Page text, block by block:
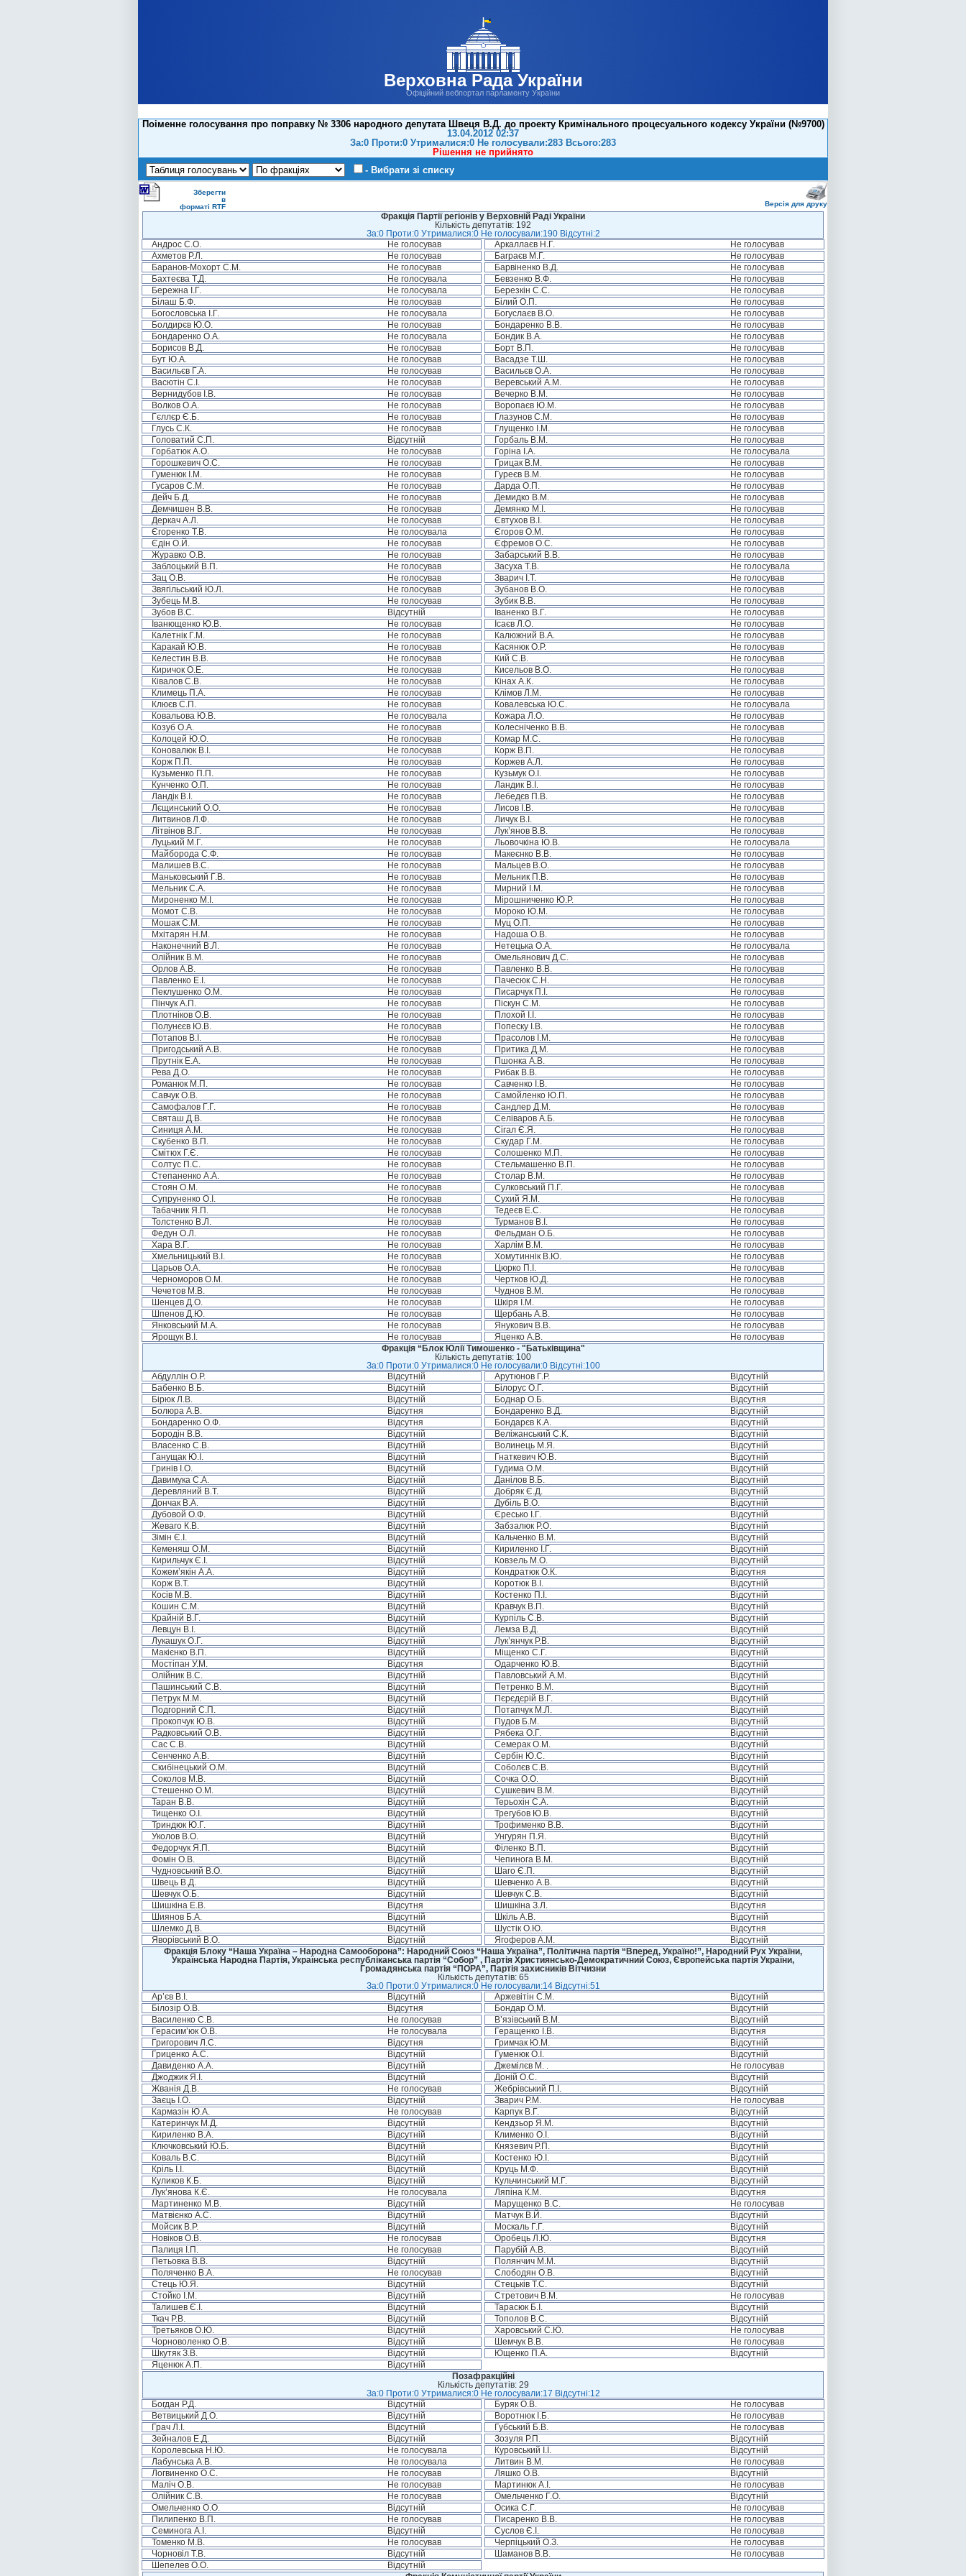
Верховна Рада України
Офіційний вебпортал парламенту України
Поіменне голосування про поправку № 3306 народного депутата Швеця В.Д. до проекту Кримінального процесуального кодексу України (№9700)
13.04.2012 02:37
За:0 Проти:0 Утрималися:0 Не голосували:283 Всього:283
Рішення не прийнято
- Вибрати зі списку
Зберегти
в
форматі RTF
Версія для друку
Фракція Партії регіонів у Верховній Раді України
Кількість депутатів: 192
За:0 Проти:0 Утрималися:0 Не голосували:190 Відсутні:2
Андрос С.О.
Не голосував Аркаллаєв Н.Г.
Не голосував
Ахметов Р.Л.
Не голосував Баграєв М.Г.
Не голосував
Баранов-Мохорт С.М.
Не голосував Барвіненко В.Д.
Не голосував
Бахтеєва Т.Д.
Не голосувала Бевзенко В.Ф.
Не голосував
Бережна І.Г.
Не голосувала Березкін С.С.
Не голосував
Білаш Б.Ф.
Не голосував Білий О.П.
Не голосував
Богословська І.Г.
Не голосувала Богуслаєв В.О.
Не голосував
Болдирєв Ю.О.
Не голосував Бондаренко В.В.
Не голосував
Бондаренко О.А.
Не голосувала Бондик В.А.
Не голосував
Борисов В.Д.
Не голосував Борт В.П.
Не голосував
Бут Ю.А.
Не голосував Васадзе Т.Ш.
Не голосував
Васильєв Г.А.
Не голосував Васильєв О.А.
Не голосував
Васютін С.І.
Не голосував Веревський А.М.
Не голосував
Вернидубов І.В.
Не голосував Вечерко В.М.
Не голосував
Волков О.А.
Не голосував Воропаєв Ю.М.
Не голосував
Гєллєр Є.Б.
Не голосував Глазунов С.М.
Не голосував
Глусь С.К.
Не голосував Глущенко І.М.
Не голосував
Головатий С.П.
Відсутній Горбаль В.М.
Не голосував
Горбатюк А.О.
Не голосував Горіна І.А.
Не голосувала
Горошкевич О.С.
Не голосував Грицак В.М.
Не голосував
Гуменюк І.М.
Не голосував Гуреєв В.М.
Не голосував
Гусаров С.М.
Не голосував Дарда О.П.
Не голосував
Дейч Б.Д.
Не голосував Демидко В.М.
Не голосував
Демчишен В.В.
Не голосував Демянко М.І.
Не голосував
Деркач А.Л.
Не голосував Євтухов В.І.
Не голосував
Єгоренко Т.В.
Не голосувала Єгоров О.М.
Не голосував
Єдін О.Й.
Не голосував Єфремов О.С.
Не голосував
Журавко О.В.
Не голосував Забарський В.В.
Не голосував
Заблоцький В.П.
Не голосував Засуха Т.В.
Не голосувала
Зац О.В.
Не голосував Зварич І.Т.
Не голосував
Звягільський Ю.Л.
Не голосував Зубанов В.О.
Не голосував
Зубець М.В.
Не голосував Зубик В.В.
Не голосував
Зубов В.С.
Відсутній Іваненко В.Г.
Не голосував
Іванющенко Ю.В.
Не голосував Ісаєв Л.О.
Не голосував
Калетнік Г.М.
Не голосував Калюжний В.А.
Не голосував
Каракай Ю.В.
Не голосував Касянюк О.Р.
Не голосував
Келестин В.В.
Не голосував Кий С.В.
Не голосував
Киричок О.Е.
Не голосував Кисельов В.О.
Не голосував
Ківалов С.В.
Не голосував Кінах А.К.
Не голосував
Климець П.А.
Не голосував Клімов Л.М.
Не голосував
Клюєв С.П.
Не голосував Ковалевська Ю.С.
Не голосувала
Ковальова Ю.В.
Не голосувала Кожара Л.О.
Не голосував
Козуб О.А.
Не голосував Колесніченко В.В.
Не голосував
Колоцей Ю.О.
Не голосував Комар М.С.
Не голосував
Коновалюк В.І.
Не голосував Корж В.П.
Не голосував
Корж П.П.
Не голосував Коржев А.Л.
Не голосував
Кузьменко П.П.
Не голосував Кузьмук О.І.
Не голосував
Кунченко О.П.
Не голосував Ландик В.І.
Не голосував
Ландік В.І.
Не голосував Лебедєв П.В.
Не голосував
Лєщинський О.О.
Не голосував Лисов І.В.
Не голосував
Литвинов Л.Ф.
Не голосував Личук В.І.
Не голосував
Літвінов В.Г.
Не голосував Лук’янов В.В.
Не голосував
Луцький М.Г.
Не голосував Льовочкіна Ю.В.
Не голосувала
Майборода С.Ф.
Не голосував Макеєнко В.В.
Не голосував
Малишев В.С.
Не голосував Мальцев В.О.
Не голосував
Маньковський Г.В.
Не голосував Мельник П.В.
Не голосував
Мельник С.А.
Не голосував Мирний І.М.
Не голосував
Мироненко М.І.
Не голосував Мірошниченко Ю.Р.
Не голосував
Момот С.В.
Не голосував Мороко Ю.М.
Не голосував
Мошак С.М.
Не голосував Муц О.П.
Не голосував
Мхітарян Н.М.
Не голосував Надоша О.В.
Не голосував
Наконечний В.Л.
Не голосував Нетецька О.А.
Не голосувала
Олійник В.М.
Не голосував Омельянович Д.С.
Не голосував
Орлов А.В.
Не голосував Павленко В.В.
Не голосував
Павленко Е.І.
Не голосував Пачесюк С.Н.
Не голосував
Пеклушенко О.М.
Не голосував Писарчук П.І.
Не голосував
Пінчук А.П.
Не голосував Піскун С.М.
Не голосував
Плотніков О.В.
Не голосував Плохой І.І.
Не голосував
Полунєєв Ю.В.
Не голосував Попеску І.В.
Не голосував
Потапов В.І.
Не голосував Прасолов І.М.
Не голосував
Пригодський А.В.
Не голосував Притика Д.М.
Не голосував
Прутнік Е.А.
Не голосував Пшонка А.В.
Не голосував
Рева Д.О.
Не голосував Рибак В.В.
Не голосував
Романюк М.П.
Не голосував Савченко І.В.
Не голосував
Савчук О.В.
Не голосував Самойленко Ю.П.
Не голосував
Самофалов Г.Г.
Не голосував Сандлер Д.М.
Не голосував
Святаш Д.В.
Не голосував Селіваров А.Б.
Не голосував
Синиця А.М.
Не голосував Сігал Є.Я.
Не голосував
Скубенко В.П.
Не голосував Скудар Г.М.
Не голосував
Смітюх Г.Є.
Не голосував Солошенко М.П.
Не голосував
Солтус П.С.
Не голосував Стельмашенко В.П.
Не голосував
Степаненко А.А.
Не голосував Столар В.М.
Не голосував
Стоян О.М.
Не голосував Сулковський П.Г.
Не голосував
Супруненко О.І.
Не голосував Сухий Я.М.
Не голосував
Табачник Я.П.
Не голосував Тедеєв Е.С.
Не голосував
Толстенко В.Л.
Не голосував Турманов В.І.
Не голосував
Федун О.Л.
Не голосував Фельдман О.Б.
Не голосував
Хара В.Г.
Не голосував Харлім В.М.
Не голосував
Хмельницький В.І.
Не голосував Хомутиннік В.Ю.
Не голосував
Царьов О.А.
Не голосував Цюрко П.І.
Не голосував
Черноморов О.М.
Не голосував Чертков Ю.Д.
Не голосував
Чечетов М.В.
Не голосував Чуднов В.М.
Не голосував
Шенцев Д.О.
Не голосував Шкіря І.М.
Не голосував
Шпенов Д.Ю.
Не голосував Щербань А.В.
Не голосував
Янковський М.А.
Не голосував Янукович В.В.
Не голосував
Ярощук В.І.
Не голосував Яценко А.В.
Не голосував
Фракція “Блок Юлії Тимошенко - "Батьківщина"
Кількість депутатів: 100
За:0 Проти:0 Утрималися:0 Не голосували:0 Відсутні:100
Абдуллін О.Р.
Відсутній Арутюнов Г.Р.
Відсутній
Бабенко В.Б.
Відсутній Білорус О.Г.
Відсутній
Бірюк Л.В.
Відсутній Боднар О.Б.
Відсутня
Болюра А.В.
Відсутня Бондаренко В.Д.
Відсутній
Бондаренко О.Ф.
Відсутня Бондарєв К.А.
Відсутній
Бородін В.В.
Відсутній Веліжанський С.К.
Відсутній
Власенко С.В.
Відсутній Волинець М.Я.
Відсутній
Ганущак Ю.І.
Відсутній Гнаткевич Ю.В.
Відсутній
Гринів І.О.
Відсутній Гудима О.М.
Відсутній
Давимука С.А.
Відсутній Данілов В.Б.
Відсутній
Деревляний В.Т.
Відсутній Добряк Є.Д.
Відсутній
Дончак В.А.
Відсутній Дубіль В.О.
Відсутній
Дубовой О.Ф.
Відсутній Єресько І.Г.
Відсутній
Жеваго К.В.
Відсутній Забзалюк Р.О.
Відсутній
Зімін Є.І.
Відсутній Кальченко В.М.
Відсутній
Кеменяш О.М.
Відсутній Кириленко І.Г.
Відсутній
Кирильчук Є.І.
Відсутній Ковзель М.О.
Відсутній
Кожем’якін А.А.
Відсутній Кондратюк О.К.
Відсутня
Корж В.Т.
Відсутній Коротюк В.І.
Відсутній
Косів М.В.
Відсутній Костенко П.І.
Відсутній
Кошин С.М.
Відсутній Кравчук В.П.
Відсутній
Крайній В.Г.
Відсутній Курпіль С.В.
Відсутній
Левцун В.І.
Відсутній Лемза В.Д.
Відсутній
Лукашук О.Г.
Відсутній Лук’янчук Р.В.
Відсутній
Макієнко В.П.
Відсутній Міщенко С.Г.
Відсутній
Мостіпан У.М.
Відсутня Одарченко Ю.В.
Відсутній
Олійник В.С.
Відсутній Павловський А.М.
Відсутній
Пашинський С.В.
Відсутній Петренко В.М.
Відсутній
Петрук М.М.
Відсутній Пєрєдєрій В.Г.
Відсутній
Подгорний С.П.
Відсутній Потапчук М.Л.
Відсутній
Прокопчук Ю.В.
Відсутній Пудов Б.М.
Відсутній
Радковський О.В.
Відсутній Рябека О.Г.
Відсутній
Сас С.В.
Відсутній Семерак О.М.
Відсутній
Сенченко А.В.
Відсутній Сербін Ю.С.
Відсутній
Скибінецький О.М.
Відсутній Соболєв С.В.
Відсутній
Соколов М.В.
Відсутній Сочка О.О.
Відсутній
Стешенко О.М.
Відсутній Сушкевич В.М.
Відсутній
Таран В.В.
Відсутній Терьохін С.А.
Відсутній
Тищенко О.І.
Відсутній Трегубов Ю.В.
Відсутній
Триндюк Ю.Г.
Відсутній Трофименко В.В.
Відсутній
Уколов В.О.
Відсутній Унгурян П.Я.
Відсутній
Федорчук Я.П.
Відсутній Філенко В.П.
Відсутній
Фомін О.В.
Відсутній Чепинога В.М.
Відсутній
Чудновський В.О.
Відсутній Шаго Є.П.
Відсутній
Швець В.Д.
Відсутній Шевченко А.В.
Відсутній
Шевчук О.Б.
Відсутній Шевчук С.В.
Відсутній
Шишкіна Е.В.
Відсутня Шишкіна З.Л.
Відсутня
Шиянов Б.А.
Відсутній Шкіль А.В.
Відсутній
Шлемко Д.В.
Відсутній Шустік О.Ю.
Відсутня
Яворівський В.О.
Відсутній Ягоферов А.М.
Відсутній
Фракція Блоку “Наша Україна – Народна Самооборона”: Народний Союз “Наша Україна”, Політична партія “Вперед, Україно!”, Народний Рух України,
Українська Народна Партія, Українська республіканська партія “Собор” , Партія Християнсько-Демократичний Союз, Європейська партія України,
Громадянська партія “ПОРА”, Партія захисників Вітчизни
Кількість депутатів: 65
За:0 Проти:0 Утрималися:0 Не голосували:14 Відсутні:51
Ар’єв В.І.
Відсутній Аржевітін С.М.
Відсутній
Білозір О.В.
Відсутня Бондар О.М.
Відсутній
Василенко С.В.
Не голосував В’язівський В.М.
Відсутній
Герасим’юк О.В.
Не голосувала Геращенко І.В.
Відсутня
Григорович Л.С.
Відсутня Гримчак Ю.М.
Відсутній
Гриценко А.С.
Відсутній Гуменюк О.І.
Відсутній
Давиденко А.А.
Відсутній Джемілєв М. .
Не голосував
Джоджик Я.І.
Відсутній Доній О.С.
Відсутній
Жванія Д.В.
Не голосував Жебрівський П.І.
Відсутній
Заєць І.О.
Відсутній Зварич Р.М.
Не голосував
Кармазін Ю.А.
Не голосував Карпук В.Г.
Відсутній
Катеринчук М.Д.
Відсутній Кендзьор Я.М.
Відсутній
Кириленко В.А.
Відсутній Клименко О.І.
Відсутній
Ключковський Ю.Б.
Відсутній Князевич Р.П.
Відсутній
Коваль В.С.
Відсутній Костенко Ю.І.
Відсутній
Кріль І.І.
Відсутній Круць М.Ф.
Відсутній
Куликов К.Б.
Відсутній Кульчинський М.Г.
Відсутній
Лук’янова К.Є.
Не голосувала Ляпіна К.М.
Відсутня
Мартиненко М.В.
Відсутній Марущенко В.С.
Не голосував
Матвієнко А.С.
Відсутній Матчук В.Й.
Відсутній
Мойсик В.Р.
Відсутній Москаль Г.Г.
Відсутній
Новіков О.В.
Не голосував Оробець Л.Ю.
Відсутня
Палиця І.П.
Не голосував Парубій А.В.
Відсутній
Петьовка В.В.
Відсутній Полянчич М.М.
Відсутній
Поляченко В.А.
Не голосував Слободян О.В.
Відсутній
Стець Ю.Я.
Відсутній Стецьків Т.С.
Відсутній
Стойко І.М.
Відсутній Стретович В.М.
Не голосував
Талишев Є.І.
Відсутній Тарасюк Б.І.
Відсутній
Ткач Р.В.
Відсутній Тополов В.С.
Відсутній
Третьяков О.Ю.
Відсутній Харовський С.Ю.
Не голосував
Чорноволенко О.В.
Відсутній Шемчук В.В.
Не голосував
Шкутяк З.В.
Відсутній Ющенко П.А.
Відсутній
Яценюк А.П.
Відсутній
Позафракційні
Кількість депутатів: 29
За:0 Проти:0 Утрималися:0 Не голосували:17 Відсутні:12
Богдан Р.Д.
Відсутній Буряк О.В.
Не голосував
Ветвицький Д.О.
Відсутній Воротнюк І.Б.
Не голосував
Грач Л.І.
Відсутній Губський Б.В.
Не голосував
Зейналов Е.Д.
Відсутній Зозуля Р.П.
Відсутній
Королевська Н.Ю.
Не голосувала Куровський І.І.
Відсутній
Лабунська А.В.
Не голосувала Литвин В.М.
Не голосував
Логвиненко О.С.
Не голосував Ляшко О.В.
Відсутній
Маліч О.В.
Не голосував Мартинюк А.І.
Не голосував
Олійник С.В.
Не голосував Омельченко Г.О.
Відсутній
Омельченко О.О.
Відсутній Осика С.Г.
Не голосував
Пилипенко В.П.
Не голосував Писаренко В.В.
Не голосував
Семинога А.І.
Відсутній Суслов Є.І.
Не голосував
Томенко М.В.
Не голосував Черпіцький О.З.
Не голосував
Чорновіл Т.В.
Відсутній Шаманов В.В.
Не голосував
Шепелев О.О.
Відсутній